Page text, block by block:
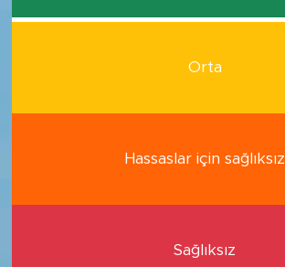
Orta
Hassaslar için sağlıksız
Sağlıksız